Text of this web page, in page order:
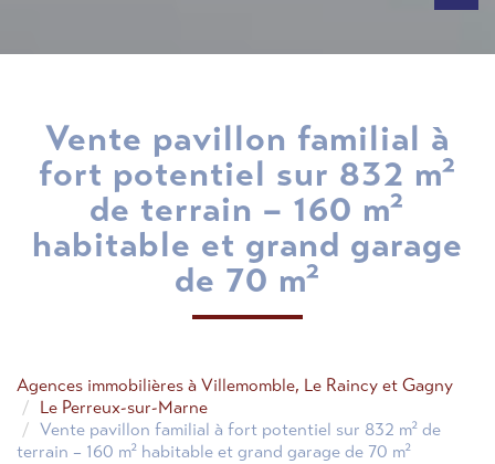
vente pavillon familial à
fort potentiel sur 832 m²
de terrain – 160 m²
habitable et grand garage
de 70 m²
Agences immobilières à Villemomble, Le Raincy et Gagny
Le Perreux-sur-Marne
Vente pavillon familial à fort potentiel sur 832 m² de
terrain – 160 m² habitable et grand garage de 70 m²